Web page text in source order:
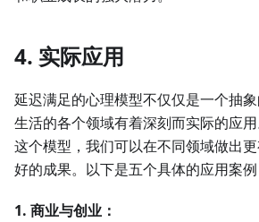
4. 实际应用
延迟满足的心理模型不仅仅是一个抽
生活的各个领域有着深刻而实际的应
这个模型，我们可以在不同领域做出
好的成果。以下是五个具体的应用案例
1. 商业与创业：